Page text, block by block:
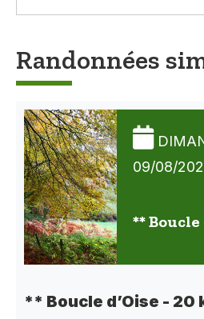
Randonnées
09/08/
** Boucle
** Boucle d’Oise - 20